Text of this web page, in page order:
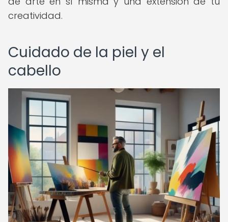
creatividad.
Cuidado de la piel y el
cabello